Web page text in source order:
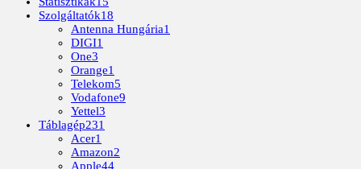
Szolgáltatók18
Antenna Hungária1
DIGI1
One3
Orange1
Telekom5
Vodafone9
Yettel3
Táblagép231
Acer1
Amazon2
Apple44